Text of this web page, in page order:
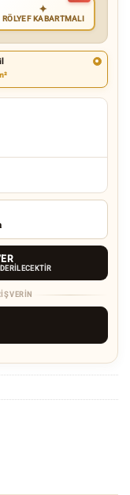
✦
RÖLYEF KABARTMALI
VERIN